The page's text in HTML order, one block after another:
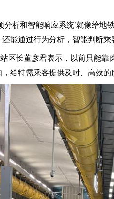
析和智能响应系统’就像给地
能通过行为分析，智能判断乘
长董彦君表示，以前只能靠
给特需乘客提供及时、高效